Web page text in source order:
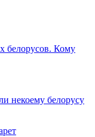
белорусов. Кому
некоему белорусу